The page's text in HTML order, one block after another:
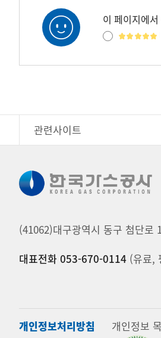
이 페이지에
관련사이트
(41062)대구광역시 동구 첨단로
대표전화 053-670-0114 (유료,
개인정보처리방침 개인정보